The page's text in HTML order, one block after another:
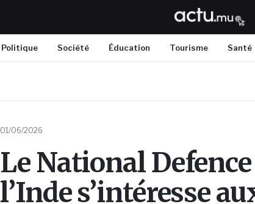
Politique Société Éducation Tourisme Santé
01/06/2026
Le National
l’Inde s’intéresse